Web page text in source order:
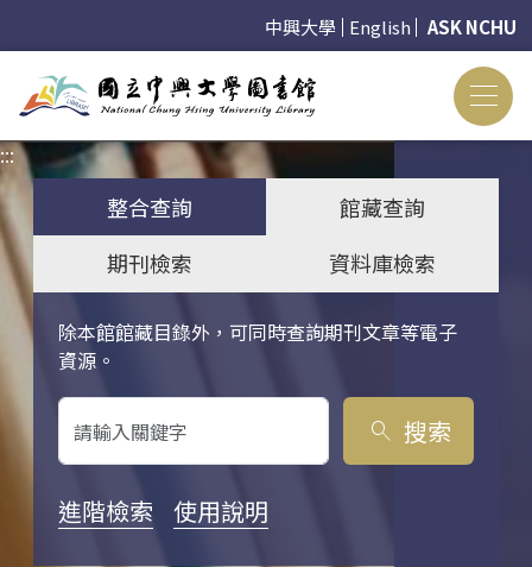
中興大學 English ASK NCHU
:::
整合查詢
館藏查詢
期刊檢索
資料庫檢索
除本館館藏目錄外，可同時查詢期刊文章等電子
資源。
關鍵字搜尋
search 搜索
進階檢索 使用說明